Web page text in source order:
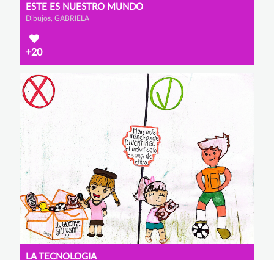
ESTE ES NUESTRO MUNDO
Dibujos, GABRIELA
+20
LA TECNOLOGIA